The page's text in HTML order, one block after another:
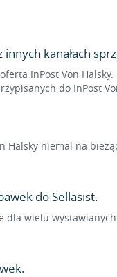
kanałach
InPost Von Halsky.
do InPost
niemal na
do Sellasist.
dla wielu